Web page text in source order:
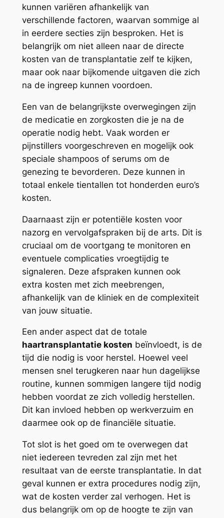
kunnen variëren afhankelijk van
verschillende factoren, waarvan sommige al
in eerdere secties zijn besproken. Het is
belangrijk om niet alleen naar de directe
kosten van de transplantatie zelf te kijken,
maar ook naar bijkomende uitgaven die zich
na de ingreep kunnen voordoen.
Een van de belangrijkste overwegingen zijn
de medicatie en zorgkosten die je na de
operatie nodig hebt. Vaak worden er
pijnstillers voorgeschreven en mogelijk ook
speciale shampoos of serums om de
genezing te bevorderen. Deze kunnen in
totaal enkele tientallen tot honderden euro’s
kosten.
Daarnaast zijn er potentiële kosten voor
nazorg en vervolgafspraken bij de arts. Dit is
cruciaal om de voortgang te monitoren en
eventuele complicaties vroegtijdig te
signaleren. Deze afspraken kunnen ook
extra kosten met zich meebrengen,
afhankelijk van de kliniek en de complexiteit
van jouw situatie.
Een ander aspect dat de totale
haartransplantatie kosten beïnvloedt, is de
tijd die nodig is voor herstel. Hoewel veel
mensen snel terugkeren naar hun dagelijkse
routine, kunnen sommigen langere tijd nodig
hebben voordat ze zich volledig herstellen.
Dit kan invloed hebben op werkverzuim en
daarmee ook op de financiële situatie.
Tot slot is het goed om te overwegen dat
niet iedereen tevreden zal zijn met het
resultaat van de eerste transplantatie. In dat
geval kunnen er extra procedures nodig zijn,
wat de kosten verder zal verhogen. Het is
dus belangrijk om op de hoogte te zijn van